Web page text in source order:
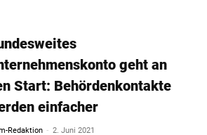
geht an
Start: Behördenkontakte
einfacher
Redaktion - 2. Juni 2021